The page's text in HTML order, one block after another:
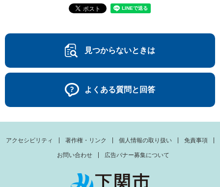
見つからないときは
よくある質問と回答
アクセシビリティ 著作権・リンク 個人情報の取り扱い 免責事項
お問い合わせ 広告バナー募集について